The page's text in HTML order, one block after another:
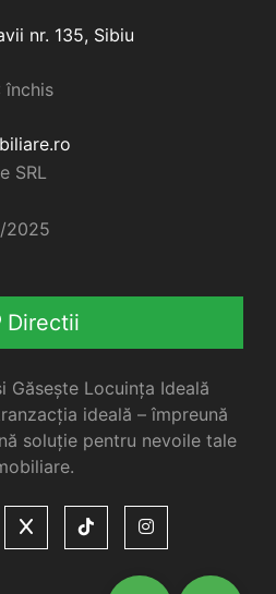
nr. 135, Sibiu
închis
SRL
2025
Directii
Găsește Locuința Ideală
ideală – împreună
soluție pentru nevoile tale